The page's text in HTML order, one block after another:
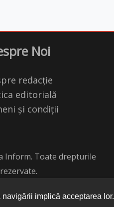
Noi
redacție
editorială
și condiții
Inform. Toate drepturile
rezervate.
implică acceptarea lor.